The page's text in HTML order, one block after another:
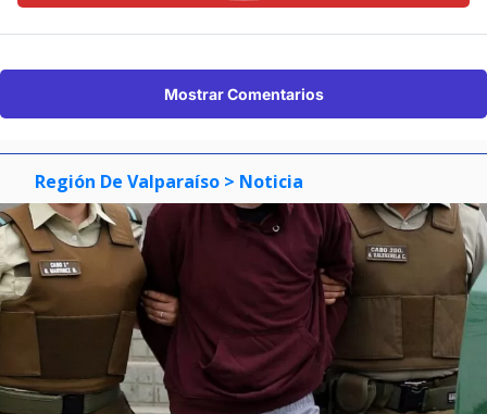
Mostrar Comentarios
Región De Valparaíso > Noticia